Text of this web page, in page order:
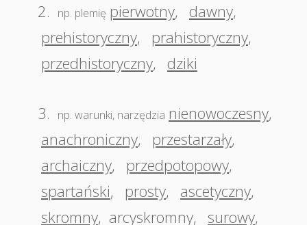
2. np. plemię pierwotny, dawny,
prehistoryczny, prahistoryczny,
przedhistoryczny, dziki
3. np. warunki, narzędzia nienowoczesny,
anachroniczny, przestarzały,
archaiczny, przedpotopowy,
spartański, prosty, ascetyczny,
skromny, arcyskromny, surowy,